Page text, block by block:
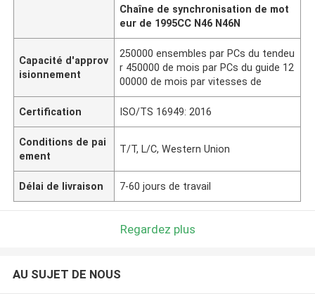
Chaîne de synchronisation de mot
eur de 1995CC N46 N46N
Capacité d'approv
isionnement
250000 ensembles par PCs du tendeu
r 450000 de mois par PCs du guide 12
00000 de mois par vitesses de
Certification ISO/TS 16949: 2016
Conditions de pai
ement
T/T, L/C, Western Union
Délai de livraison 7-60 jours de travail
Regardez plus
AU SUJET DE NOUS